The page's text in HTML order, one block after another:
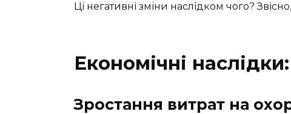
Ці негативні зміни наслідком чого?
Економічні
Зростання витрат на